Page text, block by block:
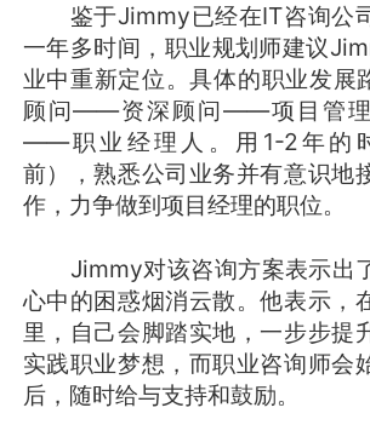
鉴于Jimmy已经在IT咨询公
一年多时间，职业规划师建议
业中重新定位。具体的职业发展
顾问——资深顾问——项目管
——职业经理人。用1-2年的
前），熟悉公司业务并有意识地
作，力争做到项目经理的职位。
Jimmy对该咨询方案表示出了
心中的困惑烟消云散。他表示，
里，自己会脚踏实地，一步步提
实践职业梦想，而职业咨询师会
后，随时给与支持和鼓励。